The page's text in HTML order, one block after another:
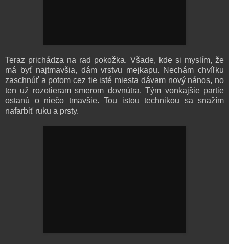
Teraz prichádza na rad pokožka. Všade, kde si myslím, že
má byť najtmavšia, dám vrstvu mejkapu. Nechám chvíľku
zaschnúť a potom cez tie isté miesta dávam nový nános, no
ten už rozotieram smerom dovnútra. Tým vonkajšie partie
ostanú o niečo tmavšie. Tou istou technikou sa snažím
nafarbiť ruku a prsty.